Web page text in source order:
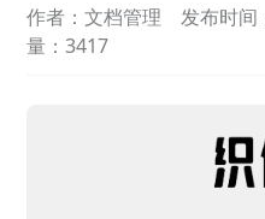
作者：文档管理 发布时间
量：3417